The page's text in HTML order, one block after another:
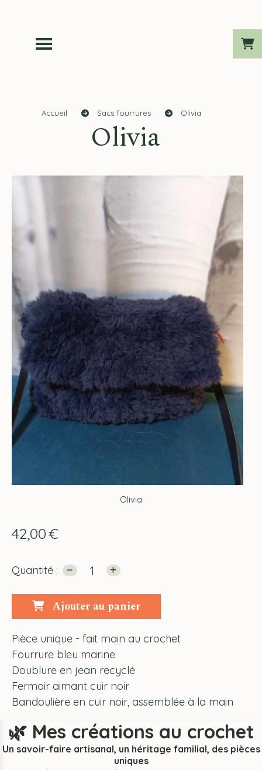
Accueil Sacs fourrures Olivia
Olivia
Olivia
42,00€
Quantité :
Ajouter au panier
Pièce unique - fait main au crochet
Fourrure bleu marine
Doublure en jean recyclé
Fermoir aimant cuir noir
Bandoulière en cuir noir, assemblée à la main
🌿 Mes créations au crochet
Un savoir-faire artisanal, un héritage familial, des pièces
uniques